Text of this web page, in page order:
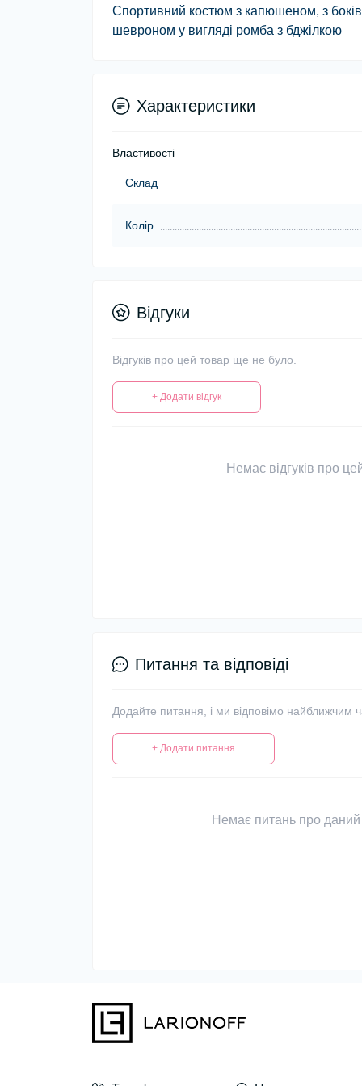
Спортивний костюм з капюшеном, з
шевроном у вигляді ромба з бджілкою
Характеристики
Властивості
Склад
Колір
Відгуки
Відгуків про цей товар ще не було.
+ Додати відгук
Немає відгуків про
Питання та відповіді
Додайте питання, і ми відповімо найближчим
+ Додати питання
Немає питань про